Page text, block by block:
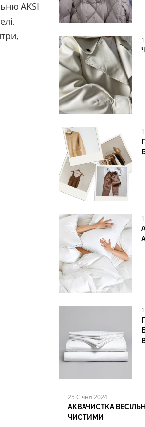
AKSI
25 Січня 2024
АКВАЧИСТКА
ЧИСТИМИ